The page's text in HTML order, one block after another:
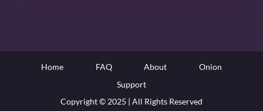
Home FAQ About
Onion
Support
Copyright © 2025 | All Rights Reserved